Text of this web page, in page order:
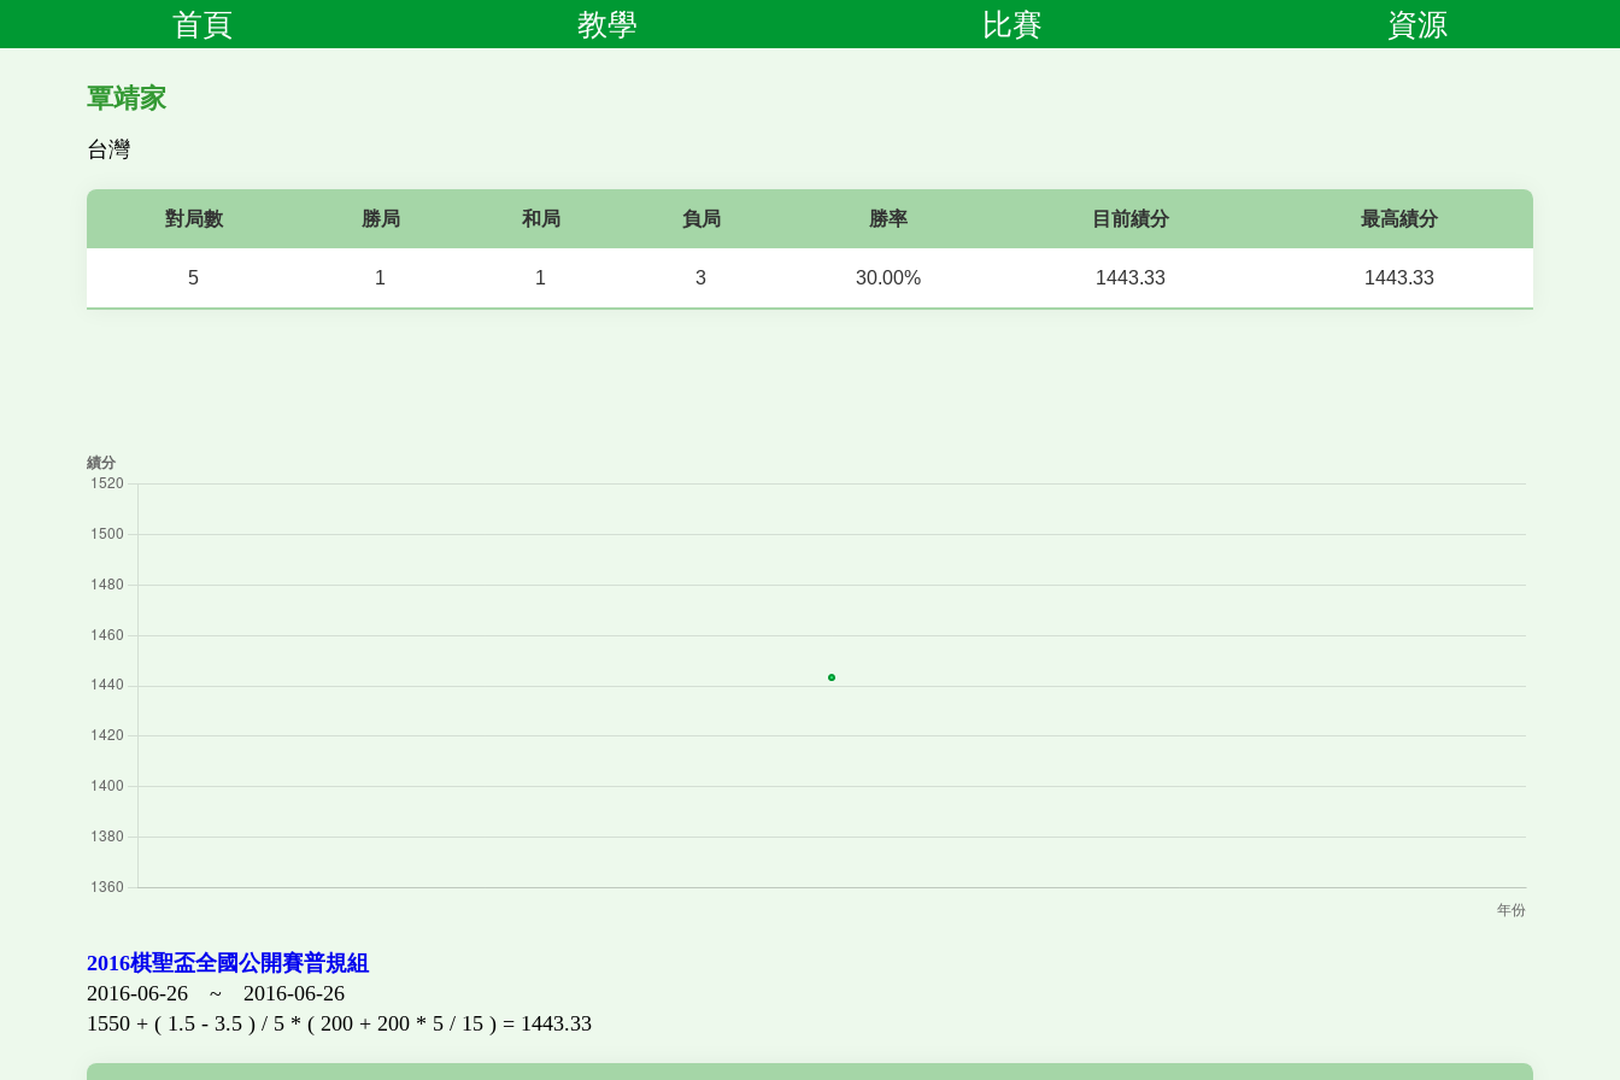
首頁 教學 比賽 資源
覃靖家
台灣
對局數 勝局 和局 負局 勝率 目前績分 最高績分
5 1 1 3 30.00% 1443.33 1443.33
2016棋聖盃全國公開賽普規組
2016-06-26 ~ 2016-06-26
1550 + ( 1.5 - 3.5 ) / 5 * ( 200 + 200 * 5 / 15 ) = 1443.33